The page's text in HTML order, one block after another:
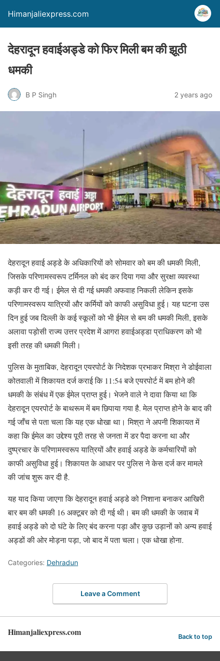
Himanjaliexpress.com
देहरादून हवाईअड्डे को फिर मिली बम की झूठी
धमकी
B P Singh 2 years ago
देहरादून हवाई अड्डे के अधिकारियों को सोमवार को बम की धमकी मिली,
जिसके परिणामस्वरूप टर्मिनल को बंद कर दिया गया और सुरक्षा व्यवस्था
कड़ी कर दी गई। ईमेल से दी गई धमकी अफवाह निकली लेकिन इसके
परिणामस्वरूप यात्रियों और कर्मियों को काफी असुविधा हुई। यह घटना उस
दिन हुई जब दिल्ली के कई स्कूलों को भी ईमेल से बम की धमकी मिली, इसके
अलावा पड़ोसी राज्य उत्तर प्रदेश में आगरा हवाईअड्डा प्राधिकरण को भी
इसी तरह की धमकी मिली।
पुलिस के मुताबिक, देहरादून एयरपोर्ट के निदेशक प्रभाकर मिश्रा ने डोईवाला
कोतवाली में शिकायत दर्ज कराई कि 11:54 बजे एयरपोर्ट में बम होने की
धमकी के संबंध में एक ईमेल प्राप्त हुई। भेजने वाले ने दावा किया था कि
देहरादून एयरपोर्ट के बाथरूम में बम छिपाया गया है. मेल प्राप्त होने के बाद की
गई जाँच से पता चला कि यह एक धोखा था। मिश्रा ने अपनी शिकायत में
कहा कि ईमेल का उद्देश्य पूरी तरह से जनता में डर पैदा करना था और
दुष्प्रचार के परिणामस्वरूप यात्रियों और हवाई अड्डे के कर्मचारियों को
काफी असुविधा हुई। शिकायत के आधार पर पुलिस ने केस दर्ज कर मामले
की जांच शुरू कर दी है.
यह याद किया जाएगा कि देहरादून हवाई अड्डे को निशाना बनाकर आखिरी
बार बम की धमकी 16 अक्टूबर को दी गई थी। बम की धमकी के जवाब में
हवाई अड्डे को दो घंटे के लिए बंद करना पड़ा और कुछ उड़ानों को अन्य हवाई
अड्डों की ओर मोड़ना पड़ा, जो बाद में पता चला। एक धोखा होना.
Categories: Dehradun
Leave a Comment
Himanjaliexpress.com Back to top